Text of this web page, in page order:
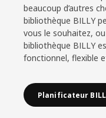
beaucoup d’autres
bibliothèque BILLY
vous le souhaitez,
bibliothèque BILLY
fonctionnel, flexible
Planificateur